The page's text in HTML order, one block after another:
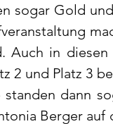
sogar Gold
Auch in
2 und Platz 3
dann
Berger